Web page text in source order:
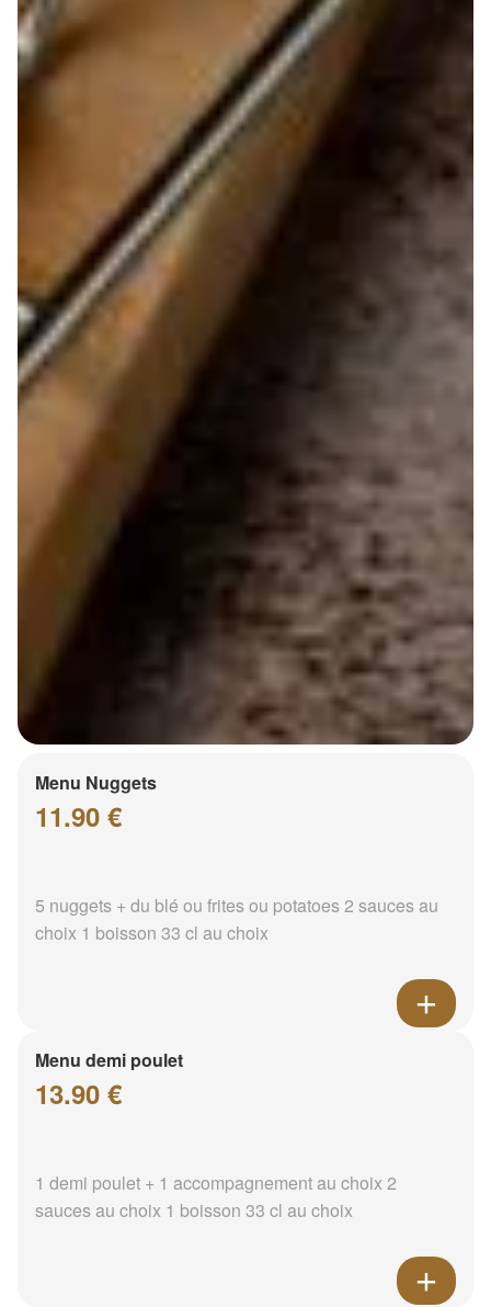
Menu Nuggets
11.90 €
5 nuggets + du blé ou frites ou potatoes 2 sauces au
choix 1 boisson 33 cl au choix
Menu demi poulet
13.90 €
1 demi poulet + 1 accompagnement au choix 2
sauces au choix 1 boisson 33 cl au choix